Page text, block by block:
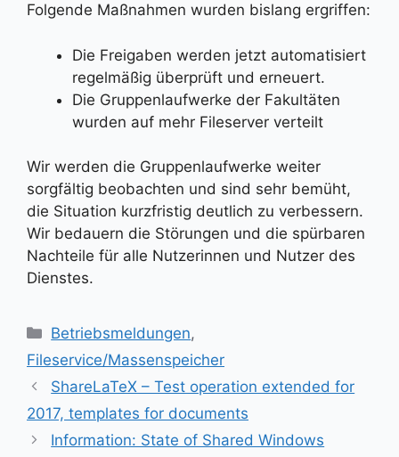
Folgende Maßnahmen wurden bislang ergriffen:
Die Freigaben werden jetzt automatisiert
regelmäßig überprüft und erneuert.
Die Gruppenlaufwerke der Fakultäten
wurden auf mehr Fileserver verteilt
Wir werden die Gruppenlaufwerke weiter
sorgfältig beobachten und sind sehr bemüht,
die Situation kurzfristig deutlich zu verbessern.
Wir bedauern die Störungen und die spürbaren
Nachteile für alle Nutzerinnen und Nutzer des
Dienstes.
Kategorien
Betriebsmeldungen,
Fileservice/Massenspeicher
ShareLaTeX – Test operation extended for
2017, templates for documents
Information: State of Shared Windows